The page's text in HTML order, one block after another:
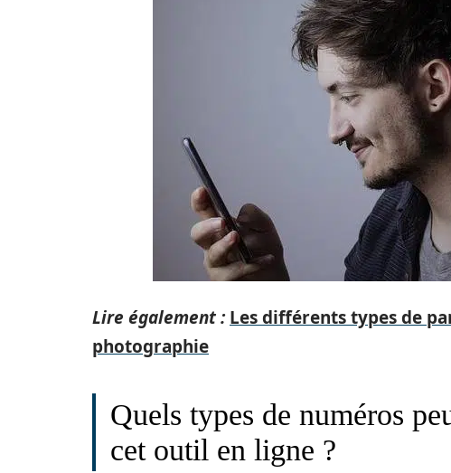
Lire également : Les différents types de
photographie
Quels types de numéros
cet outil en ligne ?